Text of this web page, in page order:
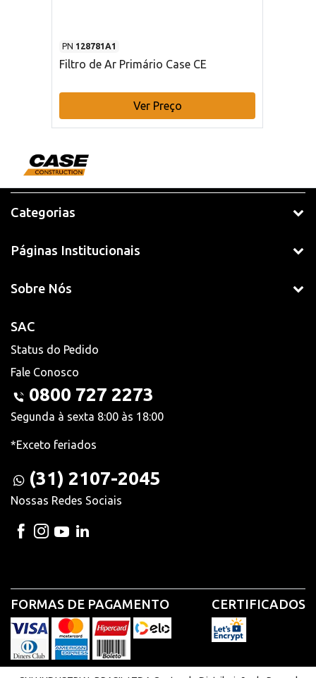
PN 128781A1
Filtro de Ar Primário Case CE
Ver Preço
Categorias
Páginas Institucionais
Sobre Nós
SAC
Status do Pedido
Fale Conosco
0800 727 2273
Segunda à sexta 8:00 às 18:00
*Exceto feriados
(31) 2107-2045
Nossas Redes Sociais
FORMAS DE PAGAMENTO CERTIFICADOS